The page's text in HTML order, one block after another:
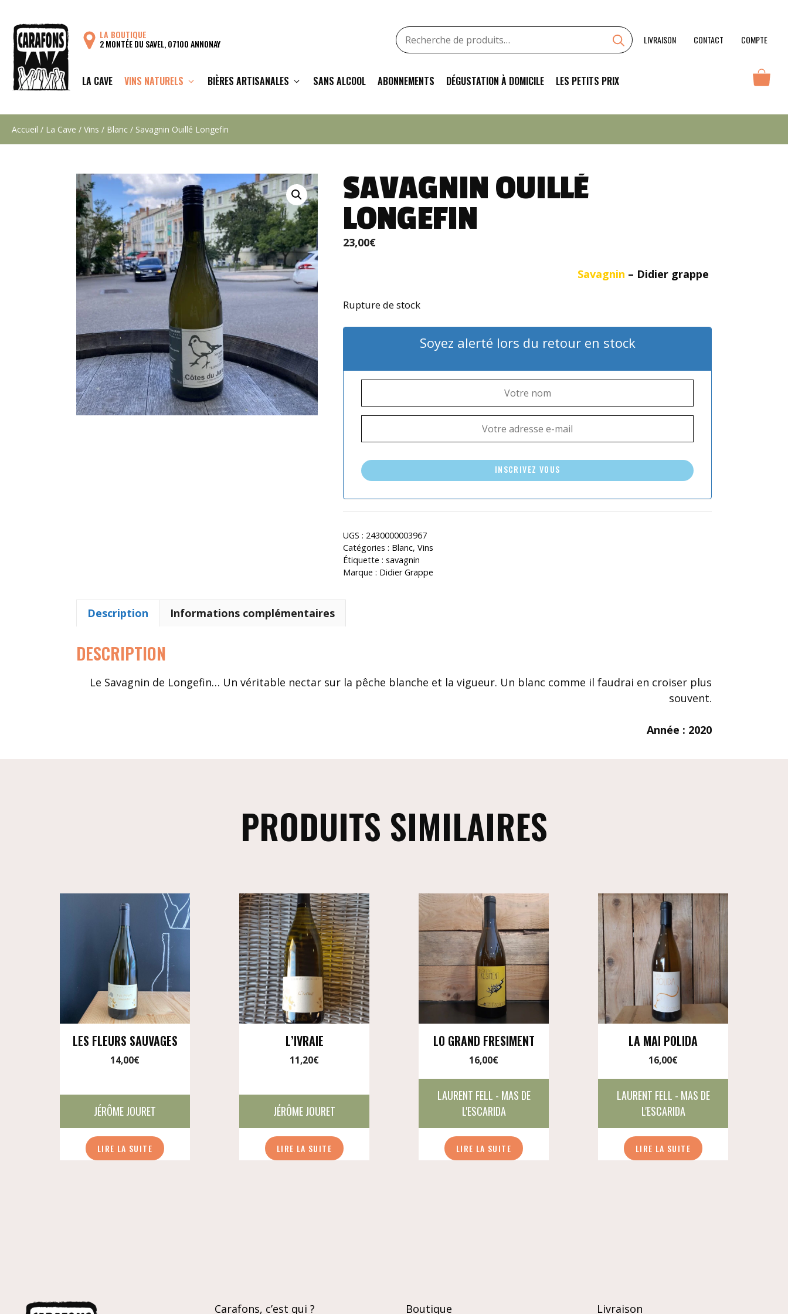
contenu
LA CAVE VINS NATURELS BIÈRES ARTISANALES SANS ALCOOL ABONNEMENTS DÉGUSTATION À DOMICILE LES PETITS PRIX
LIVRAISON CONTACT COMPTE
LA BOUTIQUE
2 MONTÉE DU SAVEL, 07100 ANNONAY
Recherche
pour
Accueil / La Cave / Vins / Blanc / Savagnin Ouillé Longefin
SAVAGNIN OUILLÉ
LONGEFIN
23,00€
Savagnin – Didier grappe
Rupture de stock
Soyez alerté lors du retour en stock
INSCRIVEZ VOUS
UGS : 2430000003967
Catégories : Blanc,Vins
Étiquette :savagnin
Marque : Didier Grappe
Description Informations complémentaires
DESCRIPTION
Le Savagnin de Longefin… Un véritable nectar sur la pêche blanche et la vigueur. Un blanc comme il faudrai en croiser plus
souvent.
Année : 2020
PRODUITS SIMILAIRES
LES FLEURS SAUVAGES
14,00€
JÉRÔME JOURET
LIRE LA SUITE
L’IVRAIE
11,20€
JÉRÔME JOURET
LIRE LA SUITE
LO GRAND FRESIMENT
16,00€
LAURENT FELL - MAS DE
L'ESCARIDA
LIRE LA SUITE
LA MAI POLIDA
16,00€
LAURENT FELL - MAS DE
L'ESCARIDA
LIRE LA SUITE
Carafons, c’est qui ? Boutique Livraison